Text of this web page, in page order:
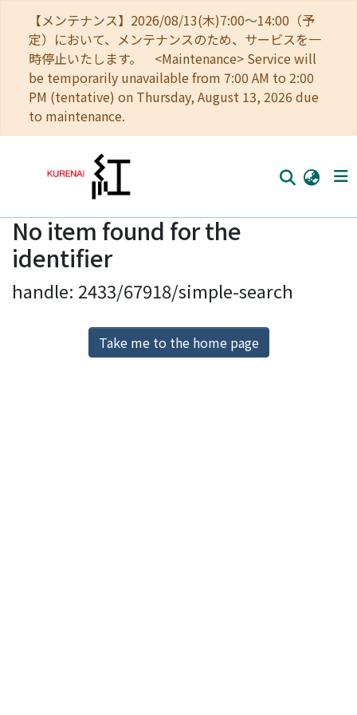
【メンテナンス】2026/08/13(木)7:00～14:00（予
定）において、メンテナンスのため、サービスを一
時停止いたします。 <Maintenance> Service will
be temporarily unavailable from 7:00 AM to 2:00
PM (tentative) on Thursday, August 13, 2026 due
to maintenance.
Home
Communities
Browse
Download Ranking
No item found for the
identifier
handle: 2433/67918/simple-search
Take me to the home page